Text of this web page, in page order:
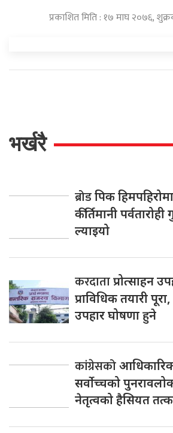
प्रकाशित मिति : १७ माघ २०७६,
भर्खरै
ब्रोडपिक
कीर्तिमानी
ल्याइयो
करदाताप्रोत्साहन
प्राविधिक तयारी
उपहार घोषणा हुने
कांग्रेसको
सर्वोच्चको
नेतृत्वको हैसियत